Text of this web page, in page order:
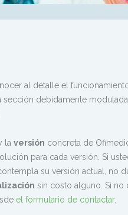
al detalle el
debidamente
la versión concreta de
para cada versión. Si
su versión actual, no
sin costo alguno. Si
el formulario de contactar.